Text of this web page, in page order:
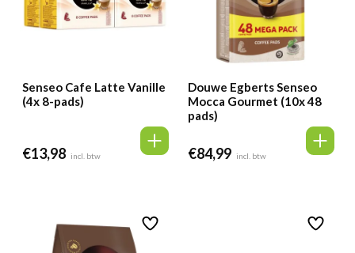
Senseo Cafe Latte Vanille
(4x 8-pads)
€13,98 incl. btw
Douwe Egberts Senseo
Mocca Gourmet (10x 48
pads)
€84,99 incl. btw